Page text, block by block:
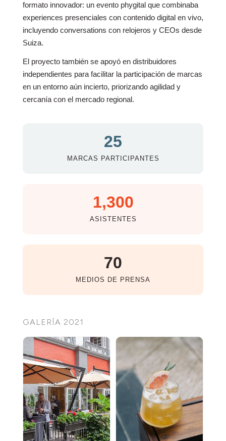
formato innovador: un evento phygital que combinaba
experiences presenciales con contenido digital en vivo,
incluyendo conversations con relojeros y CEOs desde
Suiza.
El proyecto también se apoyó en distribuidores
independientes para facilitar la participación de marcas
en un entorno aún incierto, priorizando agilidad y
cercanía con el mercado regional.
25
MARCAS PARTICIPANTES
1,300
ASISTENTES
70
MEDIOS DE PRENSA
GALERÍA 2021